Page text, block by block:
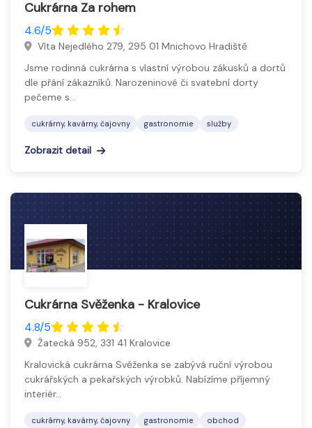
Cukrárna Za rohem
4.6/5
Víta Nejedlého 279, 295 01 Mnichovo Hradiště
Jsme rodinná cukrárna s vlastní výrobou zákusků a dortů
dle přání zákazníků. Narozeninové či svatební dorty
pečeme s…
cukrárny, kavárny, čajovny gastronomie služby
Zobrazit detail
Cukrárna Svěženka - Kralovice
4.8/5
Žatecká 952, 331 41 Kralovice
Kralovická cukrárna Svěženka se zabývá ruční výrobou
cukrářských a pekařských výrobků. Nabízíme příjemný
interiér…
cukrárny, kavárny, čajovny gastronomie
obchod